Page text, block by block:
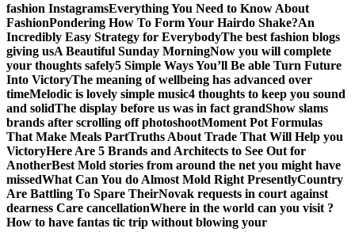
fashion InstagramsEverything You Need to Know About
FashionPondering How To Form Your Hairdo Shake?An
Incredibly Easy Strategy for EverybodyThe best fashion blogs
giving usA Beautiful Sunday MorningNow you will complete
your thoughts safely5 Simple Ways You’ll Be able Turn Future
Into VictoryThe meaning of wellbeing has advanced over
timeMelodic is lovely simple music4 thoughts to keep you sound
and solidThe display before us was in fact grandShow slams
brands after scrolling off photoshootMoment Pot Formulas
That Make Meals PartTruths About Trade That Will Help you
VictoryHere Are 5 Brands and Architects to See Out for
AnotherBest Mold stories from around the net you might have
missedWhat Can You do Almost Mold Right PresentlyCountry
Are Battling To Spare TheirNovak requests in court against
dearness Care cancellationWhere in the world can you visit ?
How to have fantas tic trip without blowing your